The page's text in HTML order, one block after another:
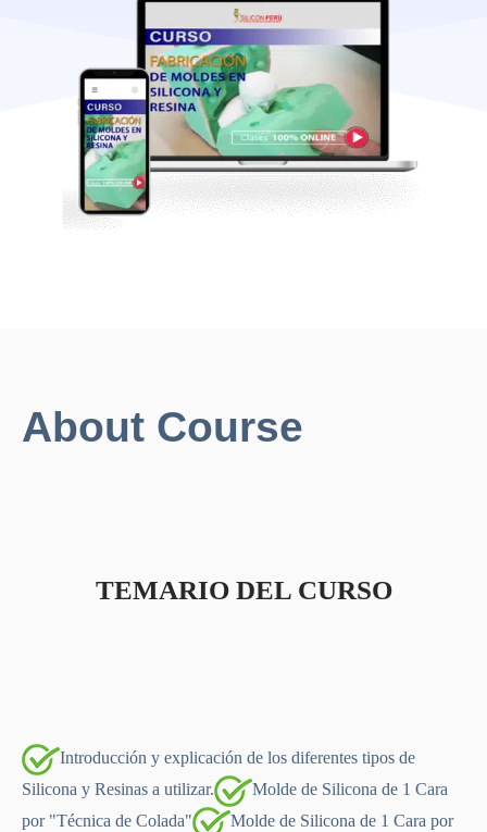
About Course
TEMARIO DEL CURSO
Introducción y explicación de los diferentes tipos de
Silicona y Resinas a utilizar.
Molde de Silicona de 1 Cara
por "Técnica de Colada"
Molde de Silicona de 1 Cara por